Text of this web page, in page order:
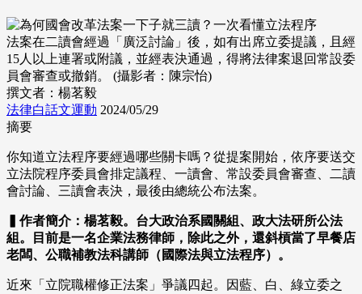
法案在二讀會經過「廣泛討論」後，如有出席立委提議，且經
15人以上連署或附議，並經表決通過，得將法律案退回常設委
員會審查或撤銷。 (攝影者：陳宗怡)
撰文者：楊茗毅
法律白話文運動 2024/05/29
摘要
你知道立法程序要經過哪些關卡嗎？從提案開始，依序要送交
立法院程序委員會排定議程、一讀會、常設委員會審查、二讀
會討論、三讀會表決，最後由總統公布法案。
▍作者簡介：楊茗毅。台大政治系國關組、政大法研所公法
組。目前是一名企業法務律師，除此之外，還斜槓當了早餐店
老闆、公職補教法科講師（國際法與立法程序）。
近來「立院職權修正法案」爭議四起。因藍、白、綠立委之